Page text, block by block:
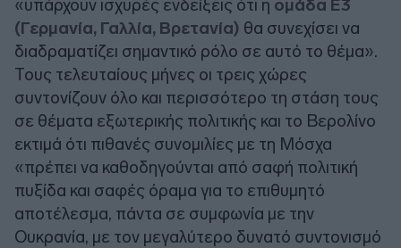
«υπάρχουν ισχυρές ενδείξεις ότι η ομάδα E3
(Γερμανία, Γαλλία, Βρετανία) θα συνεχίσει να
διαδραματίζει σημαντικό ρόλο σε αυτό το θέμα».
Τους τελευταίους μήνες οι τρεις χώρες
συντονίζουν όλο και περισσότερο τη στάση τους
σε θέματα εξωτερικής πολιτικής και το Βερολίνο
εκτιμά ότι πιθανές συνομιλίες με τη Μόσχα
«πρέπει να καθοδηγούνται από σαφή πολιτική
πυξίδα και σαφές όραμα για το επιθυμητό
αποτέλεσμα, πάντα σε συμφωνία με την
Ουκρανία, με τον μεγαλύτερο δυνατό συντονισμό